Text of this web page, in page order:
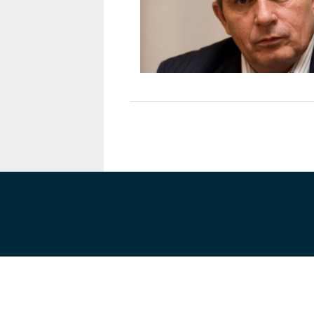
Karaçay-
Krasnodar
Osetya